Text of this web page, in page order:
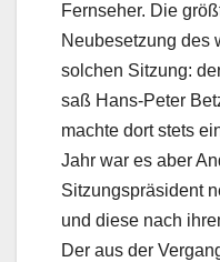
Fernseher. Die
Neubesetzung des
solchen Sitzung:
saß Hans-Peter
machte dort stets
Jahr war es aber
Sitzungspräsident
und diese nach
Der aus der